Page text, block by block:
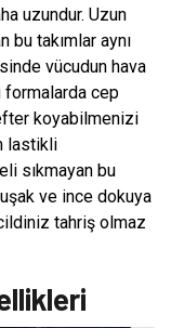
uzundur. Uzun
takımlar aynı
vücudun hava
formalarda cep
koyabilmenizi
lastikli
sıkmayan bu
ve ince dokuya
tahriş olmaz